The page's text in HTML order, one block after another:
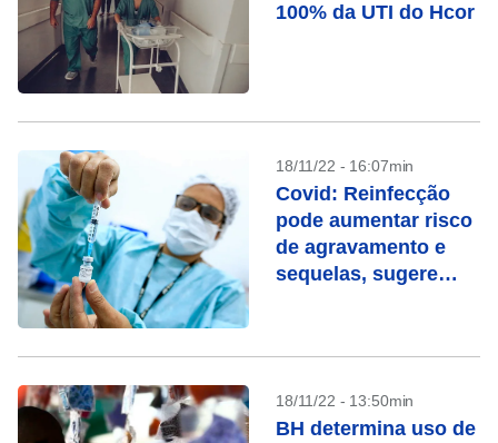
100% da UTI do Hcor
18/11/22 - 16:07min
Covid: Reinfecção
pode aumentar risco
de agravamento e
sequelas, sugere
18/11/22 - 13:50min
BH determina uso de